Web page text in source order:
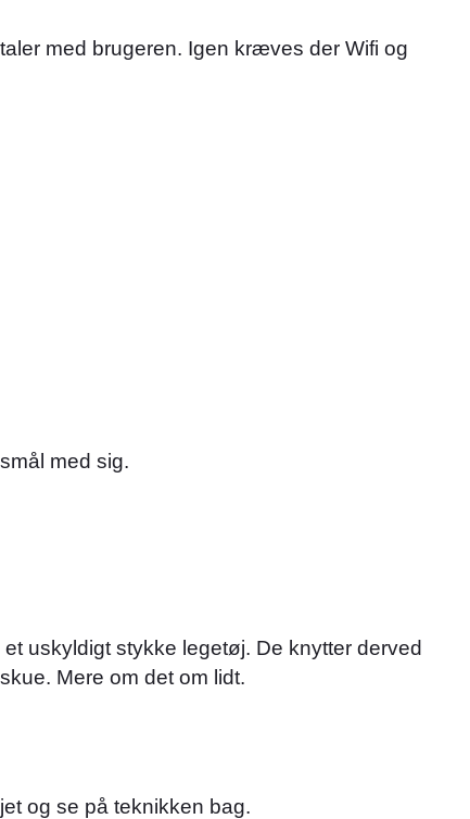
med brugeren. Igen kræves der Wifi og
med sig.
uskyldigt stykke legetøj. De knytter derved
Mere om det om lidt.
og se på teknikken bag.